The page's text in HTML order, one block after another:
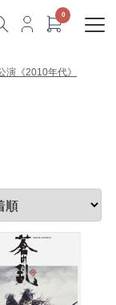
《2010年代》